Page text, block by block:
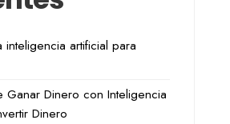
inteligencia artificial para
Ganar Dinero con Inteligencia
Dinero